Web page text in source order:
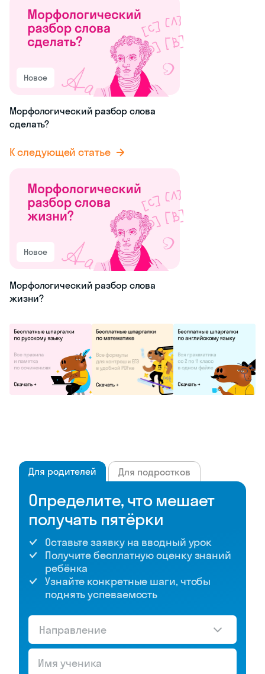
Новое
Морфологический разбор слова
сделать?
К следующей статье
Новое
Морфологический разбор слова
жизни?
Для родителей Для подростков
Определите, что мешает
получать пятёрки
Оставьте заявку на вводный урок
Получите бесплатную оценку знаний
ребёнка
Узнайте конкретные шаги, чтобы
поднять успеваемость
Направление